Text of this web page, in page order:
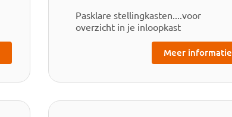
Pasklare stellingkasten....voor
overzicht in je inloopkast
Meer informatie